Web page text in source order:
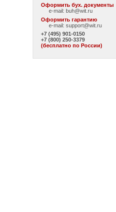
Оформить бух. документы
e-mail:buh@wit.ru
Оформить гарантию
e-mail:support@wit.ru
+7 (495) 901-0150
+7 (800) 250-3379
(бесплатно по России)